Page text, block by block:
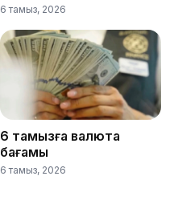
6 тамыз, 2026
6 тамызға валюта
бағамы
6 тамыз, 2026